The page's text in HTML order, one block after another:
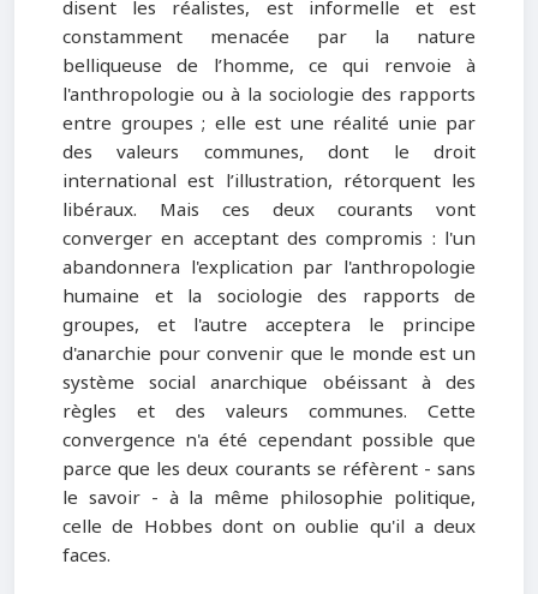
disent les réalistes, est informelle et est
constamment menacée par la nature
belliqueuse de l’homme, ce qui renvoie à
l'anthropologie ou à la sociologie des rapports
entre groupes ; elle est une réalité unie par
des valeurs communes, dont le droit
international est l’illustration, rétorquent les
libéraux. Mais ces deux courants vont
converger en acceptant des compromis : l'un
abandonnera l'explication par l'anthropologie
humaine et la sociologie des rapports de
groupes, et l'autre acceptera le principe
d'anarchie pour convenir que le monde est un
système social anarchique obéissant à des
règles et des valeurs communes. Cette
convergence n'a été cependant possible que
parce que les deux courants se réfèrent - sans
le savoir - à la même philosophie politique,
celle de Hobbes dont on oublie qu'il a deux
faces.